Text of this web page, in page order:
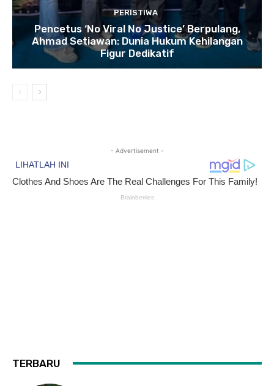
PERISTIWA
Pencetus ‘No Viral No Justice’ Berpulang,
Ahmad Setiawan: Dunia Hukum Kehilangan
Figur Dedikatif
- Advertisement -
TERBARU